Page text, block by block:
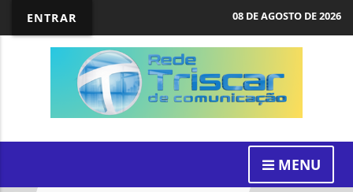
ENTRAR 08 DE AGOSTO DE 2026
MENU